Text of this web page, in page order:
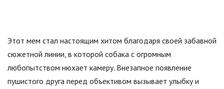
Этот мем стал настоящим хитом благодаря своей забавной
сюжетной линии, в которой собака с огромным
любопытством нюхает камеру. Внезапное появление
пушистого друга перед объективом вызывает улыбку и